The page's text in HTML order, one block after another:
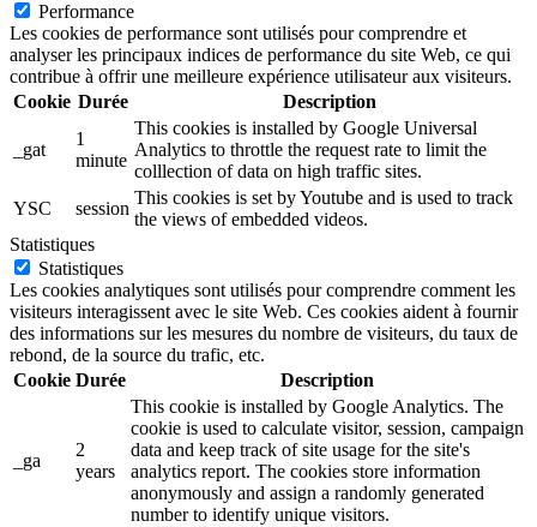
Performance
Les cookies de performance sont utilisés pour comprendre et
analyser les principaux indices de performance du site Web, ce qui
contribue à offrir une meilleure expérience utilisateur aux visiteurs.
Cookie Durée Description
_gat
1
minute
This cookies is installed by Google Universal
Analytics to throttle the request rate to limit the
colllection of data on high traffic sites.
YSC
session
This cookies is set by Youtube and is used to track
the views of embedded videos.
Statistiques
Statistiques
Les cookies analytiques sont utilisés pour comprendre comment les
visiteurs interagissent avec le site Web. Ces cookies aident à fournir
des informations sur les mesures du nombre de visiteurs, du taux de
rebond, de la source du trafic, etc.
Cookie Durée Description
_ga
2
years
This cookie is installed by Google Analytics. The
cookie is used to calculate visitor, session, campaign
data and keep track of site usage for the site's
analytics report. The cookies store information
anonymously and assign a randomly generated
number to identify unique visitors.